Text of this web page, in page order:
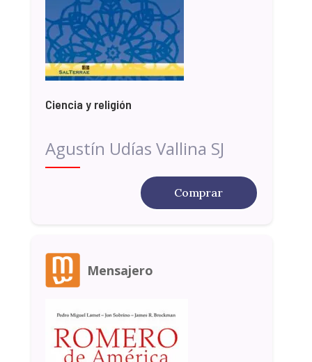
Ciencia y religión
Agustín Udías Vallina SJ
Comprar
Mensajero